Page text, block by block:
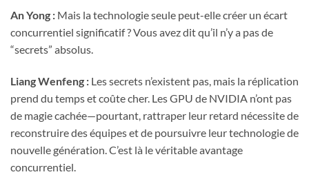
An Yong : Mais la technologie seule peut-elle créer un écart
concurrentiel significatif ? Vous avez dit qu’il n’y a pas de
“secrets” absolus.
Liang Wenfeng : Les secrets n’existent pas, mais la réplication
prend du temps et coûte cher. Les GPU de NVIDIA n’ont pas
de magie cachée—pourtant, rattraper leur retard nécessite de
reconstruire des équipes et de poursuivre leur technologie de
nouvelle génération. C’est là le véritable avantage
concurrentiel.